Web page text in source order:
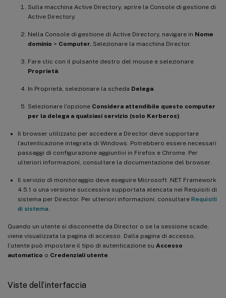
Sulla macchina Active Directory, aprire la Console di gestione di
Active Directory.
Nella Console di gestione di Active Directory, navigare in Nome
dominio > Computer. Selezionare la macchina Director.
Fare clic con il pulsante destro del mouse e selezionare
Proprietà
In Proprietà, selezionare la scheda Delega
Selezionare l’opzione Considera attendibile questo computer
per la delega a qualsiasi servizio (solo Kerberos)
Il browser utilizzato per accedere a Director deve supportare
l’autenticazione integrata di Windows. Potrebbero essere necessari
passaggi di configurazione aggiuntivi in Firefox e Chrome. Per
ulteriori informazioni, consultare la documentazione del browser.
Il servizio di monitoraggio deve eseguire Microsoft .NET Framework
4.5.1 o una versione successiva supportata elencata nei Requisiti di
sistema per Director. Per ulteriori informazioni, consultare Requisiti
di sistema
Quando un utente si disconnette da Director o se la sessione scade,
viene visualizzata la pagina di accesso. Dalla pagina di accesso,
l’utente può impostare il tipo di autenticazione su Accesso
automatico o Credenziali utente
Viste dell’interfaccia